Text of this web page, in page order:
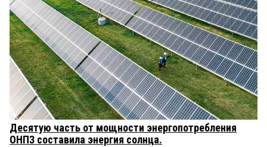
Десятую часть от мощности энергопотребления
ОНПЗ составила энергия солнца.